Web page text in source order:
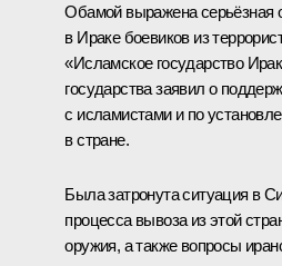
Обамойвыражена серьёзная
в Ираке боевиков из
«Исламское государство
государства заявил о
с исламистами и по
в стране.
Была затронута ситуация в
процесса вывоза из этой
оружия, а также вопросы